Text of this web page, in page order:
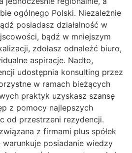
ogólnego Polski. Niezależnie
posiadasz działalność w
bądź w mniejszym
zdołasz odnaleźć biuro,
aspiracje. Nadto,
udostępnia konsulting przez
w ramach bieżących
praktyk uzyskasz szansę
z pomocy najlepszych
od przestrzeni rezydencji.
z firmami plus spółek
posiadanie wiedzy